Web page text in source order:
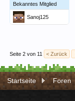
Bekanntes Mitglied
Sanoj125
Seite 2 von 11 < Zurück
Startseite Foren